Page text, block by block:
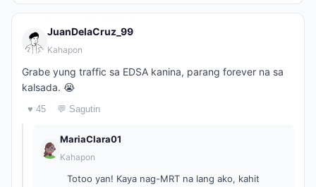
JuanDelaCruz_99
Kahapon
Grabe yung traffic sa EDSA kanina, parang forever na sa
kalsada. 😭
♥ 45 💬 Sagutin
MariaClara01
Kahapon
Totoo yan! Kaya nag-MRT na lang ako, kahit